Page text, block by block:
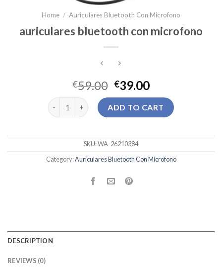
Home / Auriculares Bluetooth Con Microfono
auriculares bluetooth con microfono
€59.00 €39.00
auriculares bluetooth con microfono quantity
ADD TO CART
SKU:WA-26210384
Category:Auriculares Bluetooth Con Microfono
DESCRIPTION
REVIEWS (0)